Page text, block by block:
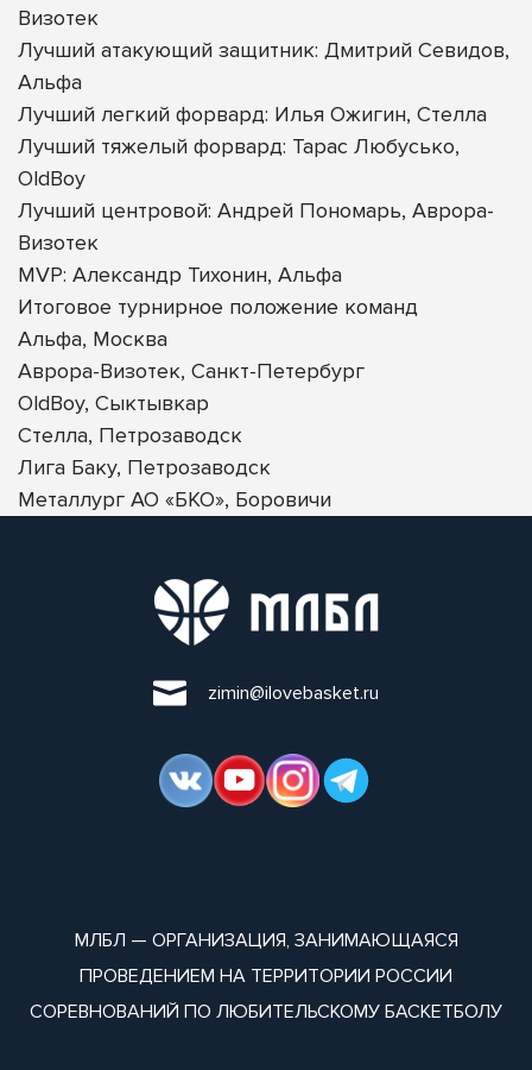
Визотек
Лучший атакующий защитник: Дмитрий Севидов,
Альфа
Лучший легкий форвард: Илья Ожигин, Стелла
Лучший тяжелый форвард: Тарас Любусько,
OldBoy
Лучший центровой: Андрей Пономарь, Аврора-
Визотек
MVP: Александр Тихонин, Альфа
Итоговое турнирное положение команд
Альфа, Москва
Аврора-Визотек, Санкт-Петербург
OldBoy, Сыктывкар
Стелла, Петрозаводск
Лига Баку, Петрозаводск
Металлург АО «БКО», Боровичи
zimin@ilovebasket.ru
МЛБЛ — ОРГАНИЗАЦИЯ, ЗАНИМАЮЩАЯСЯ
ПРОВЕДЕНИЕМ НА ТЕРРИТОРИИ РОССИИ
СОРЕВНОВАНИЙ ПО ЛЮБИТЕЛЬСКОМУ БАСКЕТБОЛУ